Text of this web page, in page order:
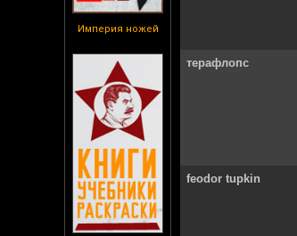
Империя ножей
терафлопс
feodor tupkin